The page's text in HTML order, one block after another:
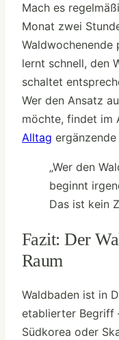
Mach es
Monat zwei
Waldwochenende
lernt schnell, den
schaltet
Wer den Ansatz
möchte, findet im
Alltag
„Wer den
beginnt
Das ist kein
Fazit: Der
Raum
Waldbaden ist in
etablierter Begriff
Südkorea oder